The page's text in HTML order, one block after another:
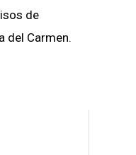
de
del Carmen.